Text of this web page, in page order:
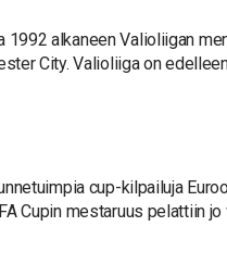
1992 alkaneen Valioliigan
City. Valioliiga on
cup-kilpailuja
Cupin mestaruus pelattiin jo